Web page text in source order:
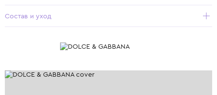
Состав и уход